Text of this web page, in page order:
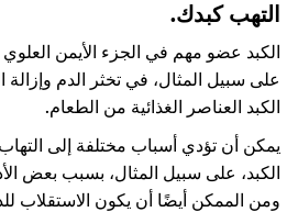
التهب كبدك.
الكبد عضو مهم في الجزء الأيمن
على سبيل المثال، في تخثر الدم
الكبد العناصر الغذائية من الطعام.
يمكن أن تؤدي أسباب مختلفة إلى
الكبد، على سبيل المثال، بسبب بعض
ومن الممكن أيضًا أن يكون الاستقلاب